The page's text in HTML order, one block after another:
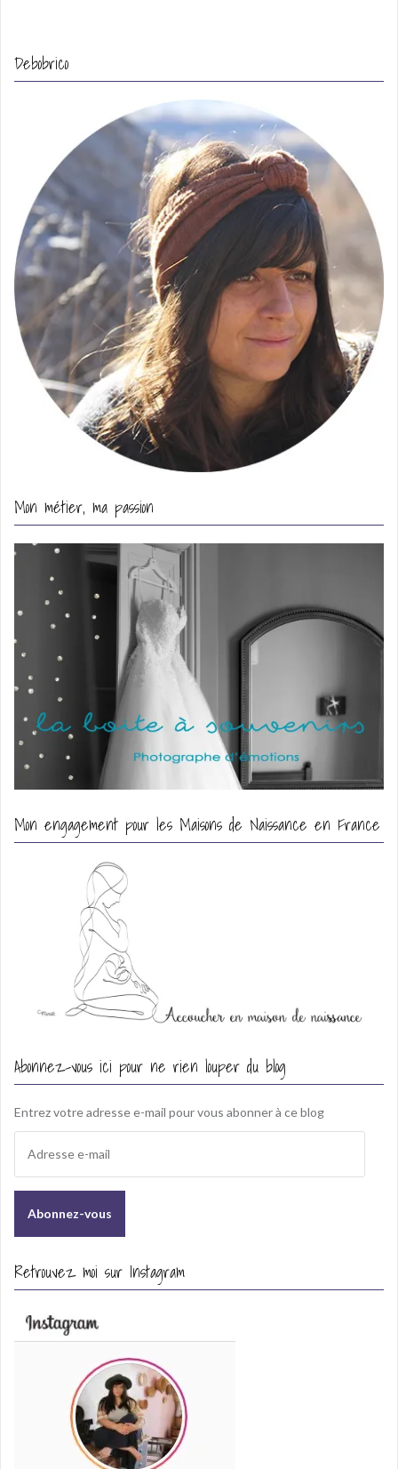
Debobrico
Mon métier, ma passion
Mon engagement pour les Maisons de Naissance en France
Abonnez-vous ici pour ne rien louper du blog
Entrez votre adresse e-mail pour vous abonner à ce blog
r
s
e
Retrouvez moi sur Instagram